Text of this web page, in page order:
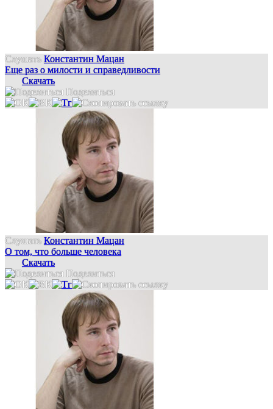
Слушать Константин Мацан
Еще раз о милости и справедливости
Скачать
Поделиться
Слушать Константин Мацан
О том, что больше человека
Скачать
Поделиться